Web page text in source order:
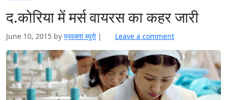
द.कोरिया में मर्स वायरस का कहर जारी
June 10, 2015 by प्रवक्ता ब्यूरो | Leave a comment